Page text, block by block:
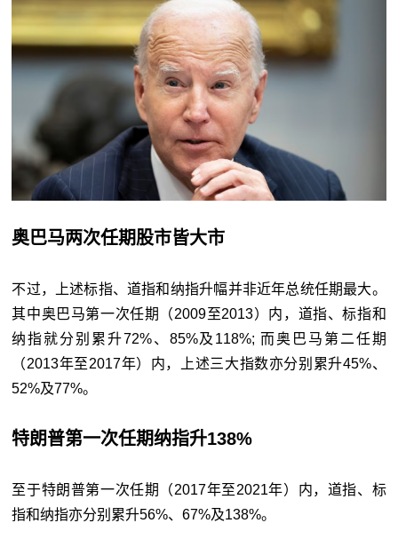
奥巴马两次任期股市皆大市
不过，上述标指、道指和纳指升幅并非近年总统任期最大。
其中奥巴马第一次任期（2009至2013）内，道指、标指和
纳指就分别累升72%、85%及118%; 而奥巴马第二任期
（2013年至2017年）内，上述三大指数亦分别累升45%、
52%及77%。
特朗普第一次任期纳指升138%
至于特朗普第一次任期（2017年至2021年）内，道指、标
指和纳指亦分别累升56%、67%及138%。